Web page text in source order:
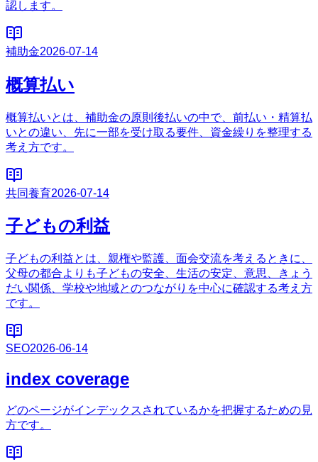
認します。
補助金2026-07-14
概算払い
概算払いとは、補助金の原則後払いの中で、前払い・精算払
いとの違い、先に一部を受け取る要件、資金繰りを整理する
考え方です。
共同養育2026-07-14
子どもの利益
子どもの利益とは、親権や監護、面会交流を考えるときに、
父母の都合よりも子どもの安全、生活の安定、意思、きょう
だい関係、学校や地域とのつながりを中心に確認する考え方
です。
SEO2026-06-14
index coverage
どのページがインデックスされているかを把握するための見
方です。